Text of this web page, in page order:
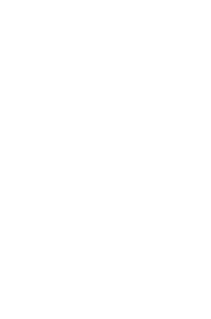
靠防线——大渡口区开展大型主题
批未来产业标志性产品公示
安全屏障
升温
防未成年人犯罪条例》明确——可
车首次被纳入，重庆无地址注册
署会议召开